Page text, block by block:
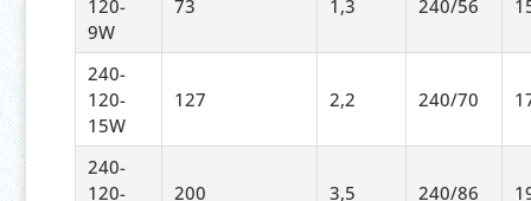
120-
9W
73 1,3 240/56
240-
120-
15W
127 2,2 240/70
240-
120-
200 3,5 240/86